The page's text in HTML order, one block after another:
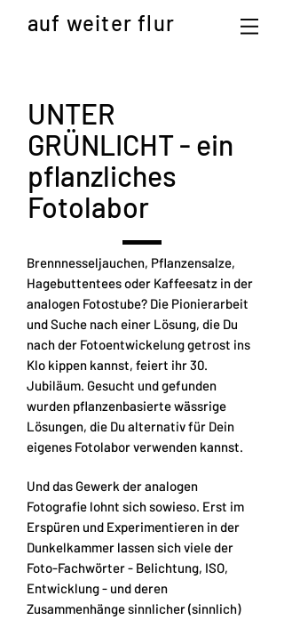
auf weiter flur
UNTER
GRÜNLICHT - ein
pflanzliches
Fotolabor
Brennnesseljauchen, Pflanzensalze,
Hagebuttentees oder Kaffeesatz in der
analogen Fotostube? Die Pionierarbeit
und Suche nach einer Lösung, die Du
nach der Fotoentwickelung getrost ins
Klo kippen kannst, feiert ihr 30.
Jubiläum. Gesucht und gefunden
wurden pflanzenbasierte wässrige
Lösungen, die Du alternativ für Dein
eigenes Fotolabor verwenden kannst.
Und das Gewerk der analogen
Fotografie lohnt sich sowieso. Erst im
Erspüren und Experimentieren in der
Dunkelkammer lassen sich viele der
Foto-Fachwörter - Belichtung, ISO,
Entwicklung - und deren
Zusammenhänge sinnlicher (sinnlich)